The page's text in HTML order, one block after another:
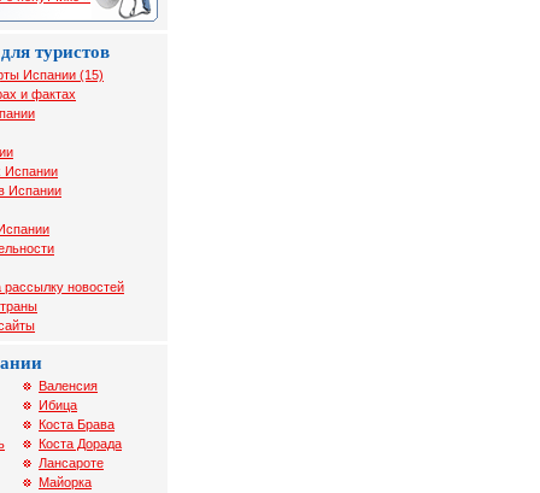
туристов
Испании (15)
и фактах
Испании
Испании
новостей
Валенсия
Ибица
Коста Брава
Коста Дорада
Лансароте
Майорка